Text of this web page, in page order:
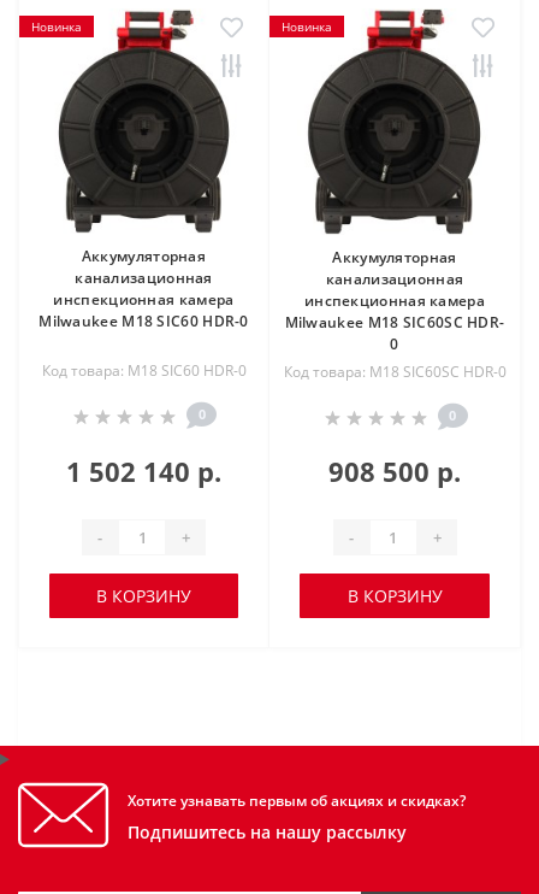
Новинка
Аккумуляторная
канализационная
инспекционная камера
Milwaukee M18 SIC60 HDR-0
Код товара: M18 SIC60 HDR-0
0
1 502 140 р.
- +
В КОРЗИНУ
Новинка
Аккумуляторная
канализационная
инспекционная камера
Milwaukee M18 SIC60SC HDR-
0
Код товара: M18 SIC60SC HDR-0
0
908 500 р.
- +
В КОРЗИНУ
Хотите узнавать первым об акциях и скидках?
Подпишитесь на нашу рассылку